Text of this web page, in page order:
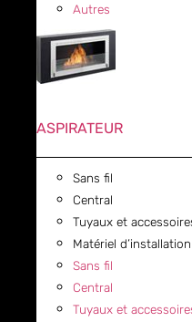
Autres
ASPIRATEUR
Sans fil
Central
Tuyaux et
Matériel d’installation
Sans fil
Central
Tuyaux et